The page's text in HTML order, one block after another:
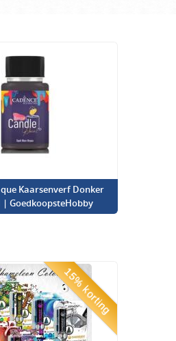
Kaarsenverf Donker
| GoedkoopsteHobby
15% korting